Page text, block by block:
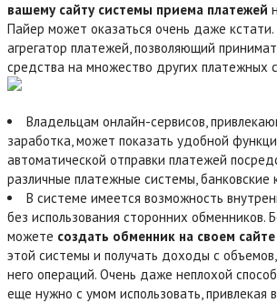
вашему сайту системы приема платежей
Пайер может оказаться очень даже кстати.
агрегатор платежей, позволяющий
средства на множество других платежных
Владельцам онлайн-сервисов,
заработка, может показать удобной
автоматической отправки платежей
различные платежные системы, банковские
В системе имеется возможность
без использования сторонних обменников.
можете создать обменник на своем сайте
этой системы и получать доходы с
него операций. Очень даже неплохой
еще нужно с умом использовать, привлекая